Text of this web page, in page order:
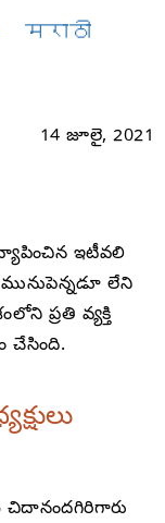
मराठी
14 జూలై, 2021
ఇటీవలి
లేని
ప్రతి వ్యక్తి
చేసింది.
చిదానందగిరిగారు